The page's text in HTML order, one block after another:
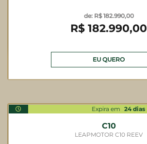
de: R$ 182.990,00
R$ 182.990,00
EU QUERO
Expira em 24dias
C10
LEAPMOTOR C10 REEV